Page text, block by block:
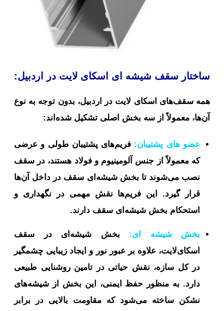
ساختار سقف شیشه ای اسکای لایت در اردبیل:
همه سقف‌های اسکای لایت در اردبیل، بدون توجه به نوع
آن‌ها، معمولاً از سه بخش اصلی تشکیل شده‌اند:
عضو های پشتیبان: فریم‌های پشتیبان طولی و عرضی
که معمولاً از جنس آلومینیوم و فولاد هستند، در سقف
نصب می‌شوند تا بخش شیشه‌ای سقف در داخل آن‌ها
قرار گیرد. این فریم‌ها نقش مهمی در نگهداری و
استحکام بخش شیشه‌ای سقف دارند.
بخش شیشه ای: بخش شیشه‌ای در سقف
اسکای‌لایت، علاوه بر عبور نور و ایجاد زیبایی چشمگیر
در کل سازه، نقش حیاتی در تامین روشنایی طبیعی
دارد. به منظور حفظ ایمنی، این بخش از شیشه‌های
نشکن ساخته می‌شود که مقاومت بالایی در برابر